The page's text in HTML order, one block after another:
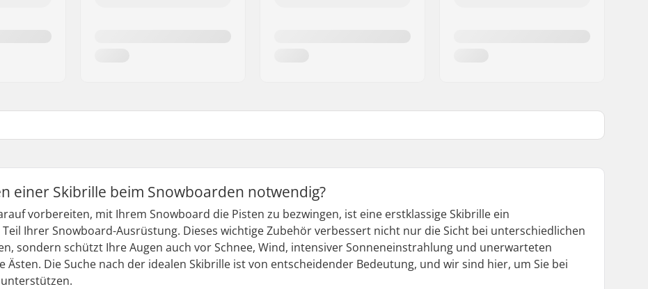
einer Skibrille beim Snowboarden notwendig?
vorbereiten, mit Ihrem Snowboard die Pisten zu bezwingen, ist eine erstklassige Skibrille ein
Ihrer Snowboard-Ausrüstung. Dieses wichtige Zubehör verbessert nicht nur die Sicht bei unterschiedlichen
sondern schützt Ihre Augen auch vor Schnee, Wind, intensiver Sonneneinstrahlung und unerwarteten
Ästen. Die Suche nach der idealen Skibrille ist von entscheidender Bedeutung, und wir sind hier, um Sie bei